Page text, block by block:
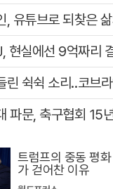
, 유튜브로 되찾은
현실에선 9억짜리
린 쉭쉭 소리‥코브
파문, 축구협회 15
트럼프의 중동 평
가 걷어찬 이유